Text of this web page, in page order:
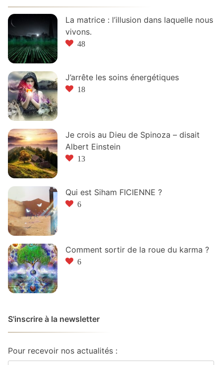
La matrice : l’illusion dans laquelle nous
vivons.
48
J’arrête les soins énergétiques
18
Je crois au Dieu de Spinoza – disait
Albert Einstein
13
Qui est Siham FICIENNE ?
6
Comment sortir de la roue du karma ?
6
S'inscrire à la newsletter
Pour recevoir nos actualités :